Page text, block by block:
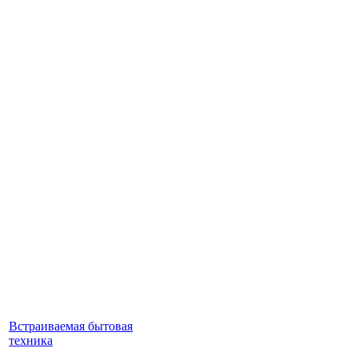
Встраиваемая бытовая
техника